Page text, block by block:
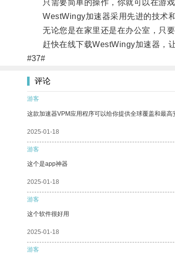
只需要简单的操作，你就可以在游戏
WestWingy加速器采用先进的技术和
无论您是在家里还是在办公室，只要
赶快在线下载WestWingy加速器，让
#37#
评论
游客
这款加速器VPM应用程序可以给你提供全球覆盖和最高
2025-01-18
游客
这个是app神器
2025-01-18
游客
这个软件很好用
2025-01-18
游客